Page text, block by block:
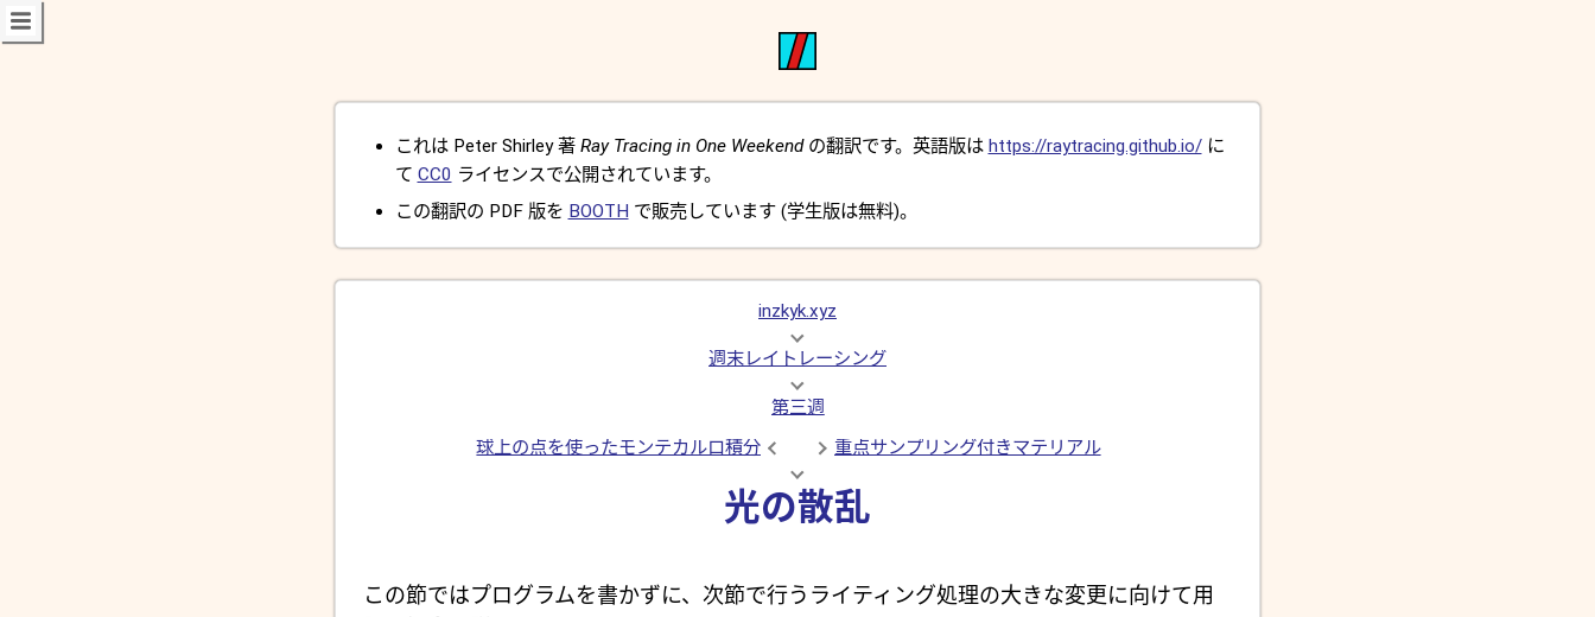
これは Peter Shirley 著 Ray Tracing in One Weekendの翻訳です。英語版は https://raytracing.github.io/に
て CC0 ライセンスで公開されています。
この翻訳の PDF 版を BOOTH で販売しています (学生版は無料)。
inzkyk.xyz
週末レイトレーシング
第三週
球上の点を使ったモンテカルロ積分
重点サンプリング付きマテリアル
光の散乱
この節ではプログラムを書かずに、次節で行うライティング処理の大きな変更に向けて用